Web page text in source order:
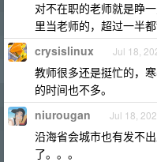
对不在职的老师就是睁
里当老师的，超过一半
crysislinux Jul 18,
教师很多还是挺忙的，
的时间也不多。
niurougan Jul 18,
沿海省会城市也有发不
了。。。